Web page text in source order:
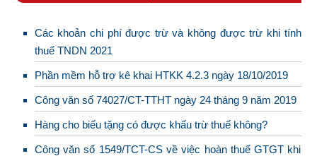
Các khoản chi phí được trừ và không được trừ khi tính
thuế TNDN 2021
Phần mềm hỗ trợ kê khai HTKK 4.2.3 ngày 18/10/2019
Công văn số 74027/CT-TTHT ngày 24 tháng 9 năm 2019
Hàng cho biếu tặng có được khấu trừ thuế không?
Công văn số 1549/TCT-CS về việc hoàn thuế GTGT khi